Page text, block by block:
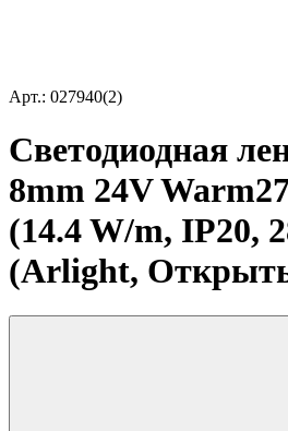
Арт.: 027940(2)
Светодиодная
8mm 24V
(14.4 W/m, IP20,
(Arlight,